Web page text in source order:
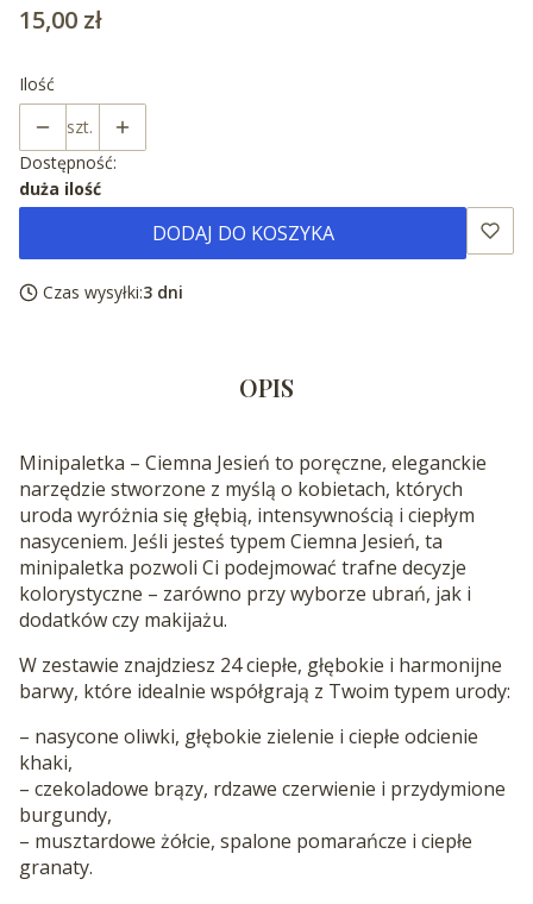
Cena
15,00 zł
Ilość
szt.
Dostępność:
duża ilość
DODAJ DO KOSZYKA
Czas wysyłki:3 dni
OPIS
Minipaletka – Ciemna Jesień to poręczne, eleganckie
narzędzie stworzone z myślą o kobietach, których
uroda wyróżnia się głębią, intensywnością i ciepłym
nasyceniem. Jeśli jesteś typem Ciemna Jesień, ta
minipaletka pozwoli Ci podejmować trafne decyzje
kolorystyczne – zarówno przy wyborze ubrań, jak i
dodatków czy makijażu.
W zestawie znajdziesz 24 ciepłe, głębokie i harmonijne
barwy, które idealnie współgrają z Twoim typem urody:
– nasycone oliwki, głębokie zielenie i ciepłe odcienie
khaki,
– czekoladowe brązy, rdzawe czerwienie i przydymione
burgundy,
– musztardowe żółcie, spalone pomarańcze i ciepłe
granaty.